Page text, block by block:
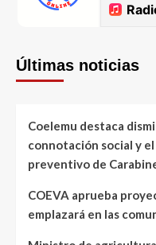
Últimas noticias
Coelemu destaca
connotación social y
preventivo de
COEVA aprueba
emplazará en las